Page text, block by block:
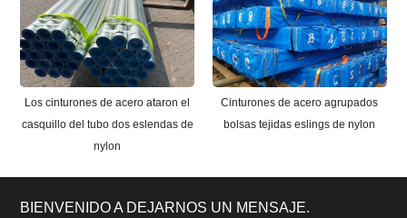
Los cinturones de acero ataron el
casquillo del tubo dos eslendas de
nylon
Cinturones de acero agrupados
bolsas tejidas eslings de nylon
BIENVENIDO A DEJARNOS UN MENSAJE.